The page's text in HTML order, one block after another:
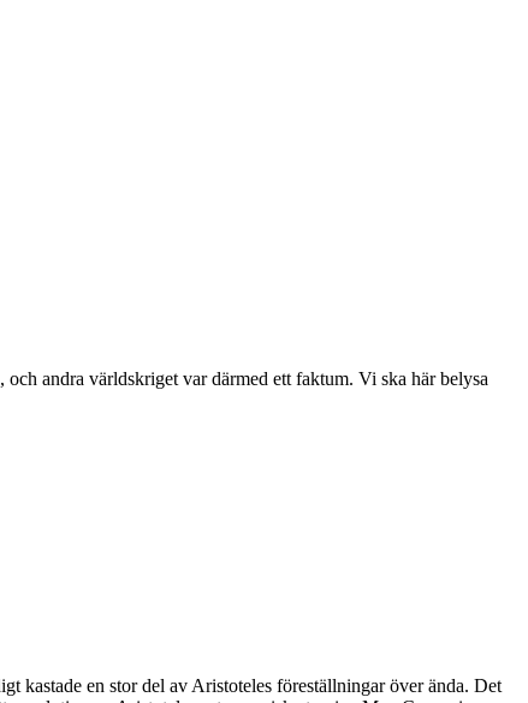
andra världskriget var därmed ett faktum. Vi ska här belysa
kastade en stor del av Aristoteles föreställningar över ända. Det